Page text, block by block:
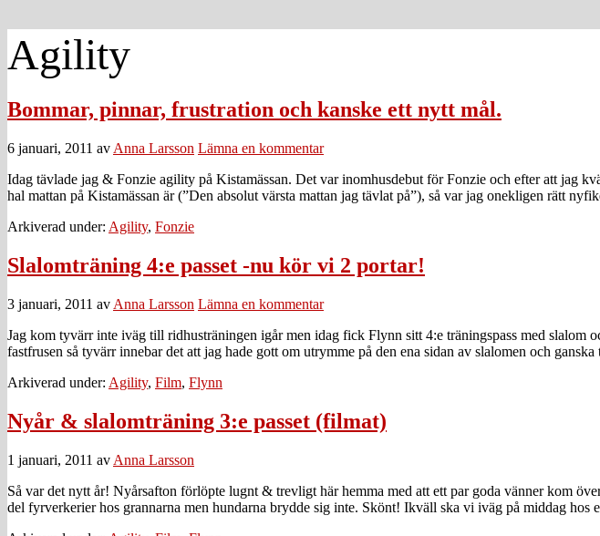
Agility
Bommar, pinnar, frustration och kanske ett nytt mål.
6 januari, 2011 av Anna Larsson Lämna en kommentar
Idag tävlade jag & Fonzie agility på Kistamässan. Det var inomhusdebut för Fonzie och efter att jag
hal mattan på Kistamässan är (”Den absolut värsta mattan jag tävlat på”), så var jag onekligen rätt
Arkiverad under: Agility, Fonzie
Slalomträning 4:e passet -nu kör vi 2 portar!
3 januari, 2011 av Anna Larsson Lämna en kommentar
Jag kom tyvärr inte iväg till ridhusträningen igår men idag fick Flynn sitt 4:e träningspass med slalom
fastfrusen så tyvärr innebar det att jag hade gott om utrymme på den ena sidan av slalomen och
Arkiverad under: Agility, Film, Flynn
Nyår & slalomträning 3:e passet (filmat)
1 januari, 2011 av Anna Larsson
Så var det nytt år! Nyårsafton förlöpte lugnt & trevligt här hemma med att ett par goda vänner kom
del fyrverkerier hos grannarna men hundarna brydde sig inte. Skönt! Ikväll ska vi iväg på middag